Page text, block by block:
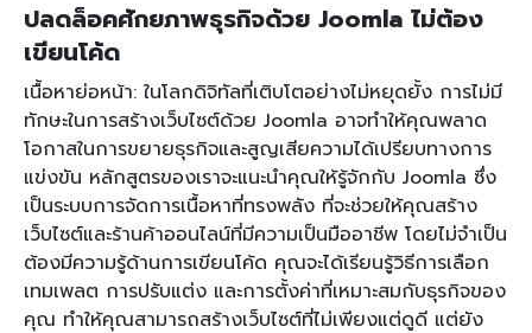
ปลดล็อคศักยภาพธุรกิจด้วย Joomla ไม่ต้อง
เขียนโค้ด
เนื้อหาย่อหน้า: ในโลกดิจิทัลที่เติบโตอย่างไม่หยุดยั้ง การไม่มี
ทักษะในการสร้างเว็บไซต์ด้วย Joomla อาจทำให้คุณพลาด
โอกาสในการขยายธุรกิจและสูญเสียความได้เปรียบทางการ
แข่งขัน หลักสูตรของเราจะแนะนำคุณให้รู้จักกับ Joomla ซึ่ง
เป็นระบบการจัดการเนื้อหาที่ทรงพลัง ที่จะช่วยให้คุณสร้าง
เว็บไซต์และร้านค้าออนไลน์ที่มีความเป็นมืออาชีพ โดยไม่จำเป็น
ต้องมีความรู้ด้านการเขียนโค้ด คุณจะได้เรียนรู้วิธีการเลือก
เทมเพลต การปรับแต่ง และการตั้งค่าที่เหมาะสมกับธุรกิจของ
คุณ ทำให้คุณสามารถสร้างเว็บไซต์ที่ไม่เพียงแต่ดูดี แต่ยัง